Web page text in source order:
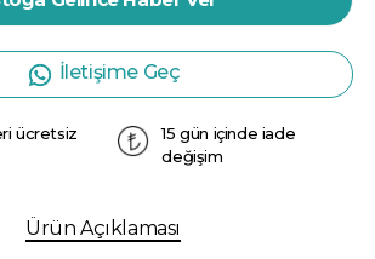
İletişime Geç
ücretsiz
15 gün içinde iade
değişim
Ürün Açıklaması